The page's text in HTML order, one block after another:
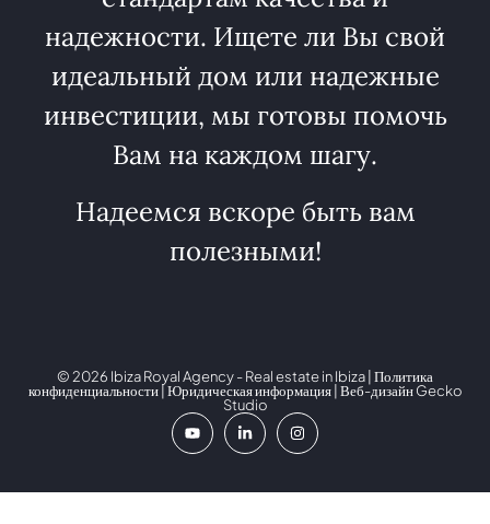
надежности. Ищете ли Вы свой
идеальный дом или надежные
инвестиции, мы готовы помочь
Вам на каждом шагу.
Надеемся вскоре быть вам
полезными!
© 2026 Ibiza Royal Agency - Real estate in Ibiza | Политика
конфиденциальности|Юридическая информация| Веб-дизайнGecko
Studio